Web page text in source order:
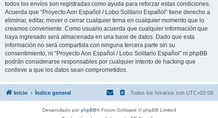
todos los envíos son registradas como ayuda para reforzar estas condiciones.
Acuerda que “Proyecto Aon Español / Lobo Solitario Español” tiene derecho a
eliminar, editar, mover o cerrar cualquier tema en cualquier momento que lo
creamos conveniente. Como usuario acuerda que cualquier información que
haya ingresado será almacenada en una base de datos. Dado que esta
información no será compartida con ninguna tercera parte sin su
consentimiento, ni “Proyecto Aon Español / Lobo Solitario Español” ni phpBB
podrán considerarse responsables por cualquier intento de hacking que
conlleve a que los datos sean comprometidos.
Inicio Índice general Todos los horarios son UTC+02:00
Desarrollado porphpBB® Forum Software © phpBB Limited